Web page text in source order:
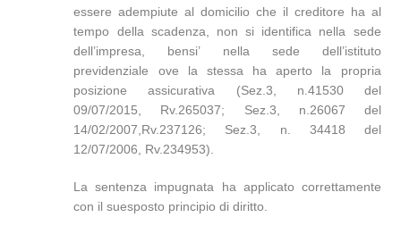
essere adempiute al domicilio che il creditore ha al
tempo della scadenza, non si identifica nella sede
dell’impresa, bensi’ nella sede dell’istituto
previdenziale ove la stessa ha aperto la propria
posizione assicurativa (Sez.3, n.41530 del
09/07/2015, Rv.265037; Sez.3, n.26067 del
14/02/2007,Rv.237126; Sez.3, n. 34418 del
12/07/2006, Rv.234953).
La sentenza impugnata ha applicato correttamente
con il suesposto principio di diritto.